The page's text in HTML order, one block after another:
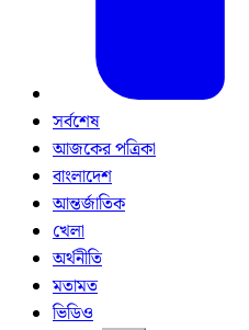
সর্বশেষ
আজকের পত্রিকা
বাংলাদেশ
আন্তর্জাতিক
খেলা
অর্থনীতি
মতামত
ভিডিও